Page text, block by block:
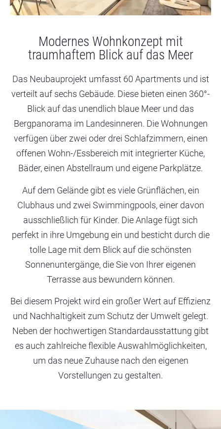
Modernes Wohnkonzept mit
traumhaftem Blick auf das Meer
Das Neubauprojekt umfasst 60 Apartments und ist
verteilt auf sechs Gebäude. Diese bieten einen 360°-
Blick auf das unendlich blaue Meer und das
Bergpanorama im Landesinneren. Die Wohnungen
verfügen über zwei oder drei Schlafzimmern, einen
offenen Wohn-/Essbereich mit integrierter Küche,
Bäder, einen Abstellraum und eigene Parkplätze.
Auf dem Gelände gibt es viele Grünflächen, ein
Clubhaus und zwei Swimmingpools, einer davon
ausschließlich für Kinder. Die Anlage fügt sich
perfekt in ihre Umgebung ein und besticht durch die
tolle Lage mit dem Blick auf die schönsten
Sonnenuntergänge, die Sie von Ihrer eigenen
Terrasse aus bewundern können.
Bei diesem Projekt wird ein großer Wert auf Effizienz
und Nachhaltigkeit zum Schutz der Umwelt gelegt.
Neben der hochwertigen Standardausstattung gibt
es auch zahlreiche flexible Auswahlmöglichkeiten,
um das neue Zuhause nach den eigenen
Vorstellungen zu gestalten.